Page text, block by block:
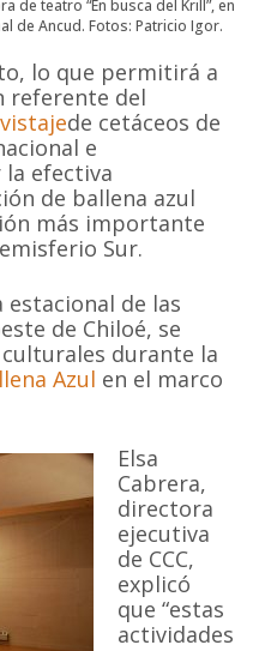
de teatro “En busca del Krill”, en
de Ancud. Fotos: Patricio Igor.
lo que permitirá a
referente del
de cetáceos de
e
efectiva
de ballena azul
más importante
Sur.
estacional de las
de Chiloé, se
durante la
Azul en el marco
Elsa
Cabrera,
directora
ejecutiva
de CCC,
explicó
que “estas
actividades